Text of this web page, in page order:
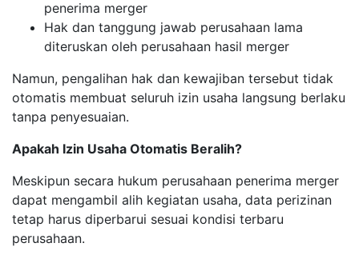
penerima merger
Hak dan tanggung jawab perusahaan lama
diteruskan oleh perusahaan hasil merger
Namun, pengalihan hak dan kewajiban tersebut tidak
otomatis membuat seluruh izin usaha langsung berlaku
tanpa penyesuaian.
Apakah Izin Usaha Otomatis Beralih?
Meskipun secara hukum perusahaan penerima merger
dapat mengambil alih kegiatan usaha, data perizinan
tetap harus diperbarui sesuai kondisi terbaru
perusahaan.